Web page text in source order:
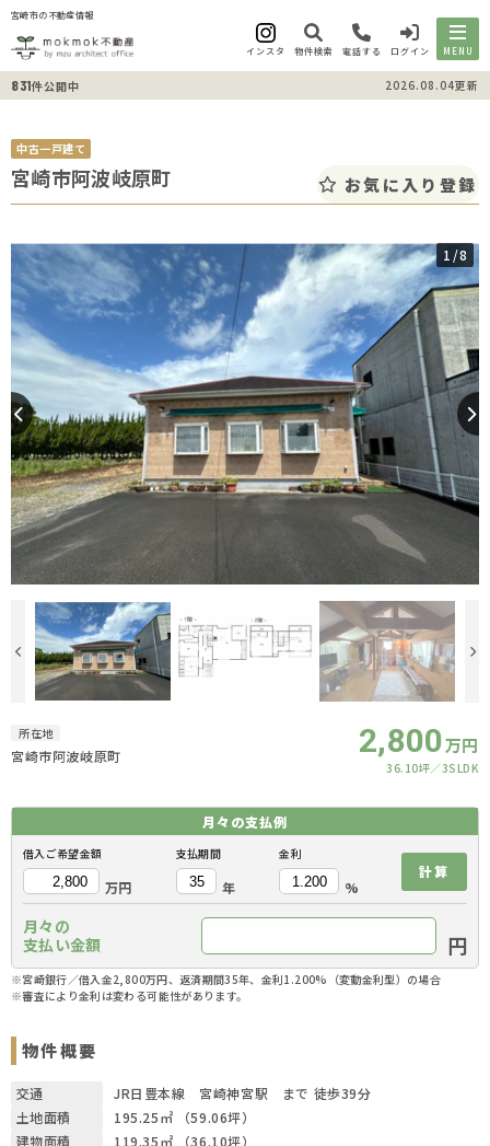
宮崎市の不動産情報
インスタ 物件検索 電話する ログイン MENU
831件公開中 2026.08.04更新
中古一戸建て
宮崎市阿波岐原町 お気に入り登録
1/8
所在地
宮崎市阿波岐原町 2,800万円
36.10坪 3SLDK
月々の支払例
借入ご希望金額
万円
支払期間
年
金利
%
計算
月々の
支払い金額
円
※宮崎銀行／借入金2,800万円、返済期間35年、金利1.200%（変動金利型）の場合
※審査により金利は変わる可能性があります。
物件概要
交通
JR日豊本線 宮崎神宮駅 まで 徒歩39分
土地面積
195.25㎡ （59.06坪）
建物面積
119.35㎡ （36.10坪）